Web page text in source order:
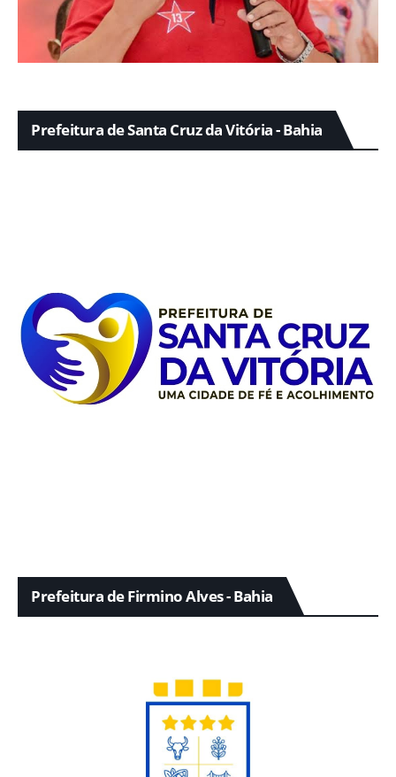
Prefeitura de Santa Cruz da Vitória - Bahia
Prefeitura de Firmino Alves - Bahia